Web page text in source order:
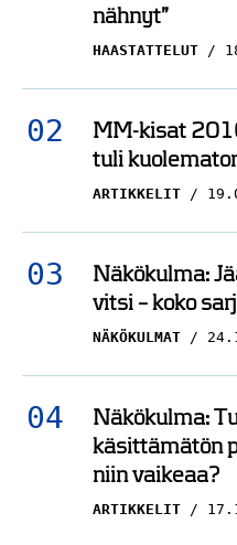
nähnyt”
HAASTATTELUT
MM-kisat
tuli
ARTIKKELIT
Näkökulma:
vitsi – koko
NÄKÖKULMAT
Näkökulma:
käsittämätön
niin vaikeaa?
ARTIKKELIT